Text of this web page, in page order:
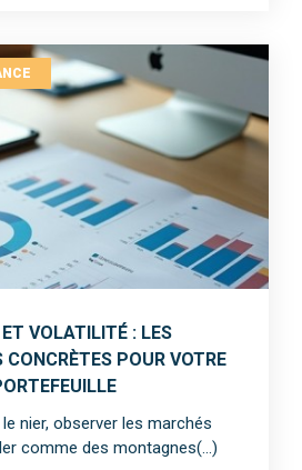
ET VOLATILITÉ : LES
POUR VOTRE
nier, observer les marchés
comme des montagnes(...)